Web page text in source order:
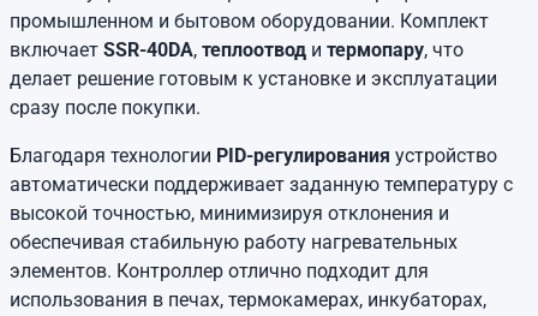
промышленном и бытовом оборудовании. Комплект
включает SSR-40DA, теплоотвод и термопару, что
делает решение готовым к установке и эксплуатации
сразу после покупки.
Благодаря технологии PID-регулирования устройство
автоматически поддерживает заданную температуру с
высокой точностью, минимизируя отклонения и
обеспечивая стабильную работу нагревательных
элементов. Контроллер отлично подходит для
использования в печах, термокамерах, инкубаторах,